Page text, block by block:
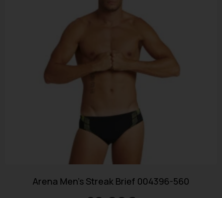
Arena Men’s Streak Brief 004396-560